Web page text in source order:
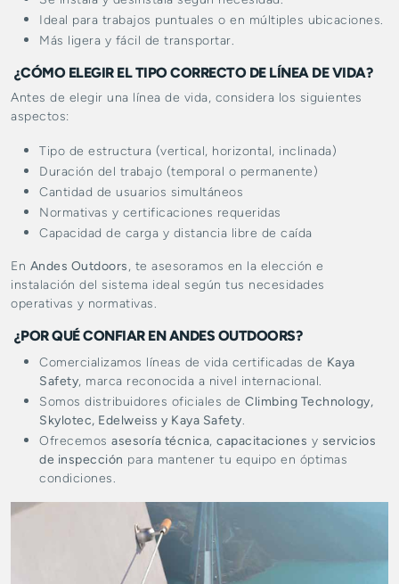
Ideal para trabajos puntuales o en múltiples ubicaciones.
Más ligera y fácil de transportar.
¿CÓMO ELEGIR EL TIPO CORRECTO DE LÍNEA DE VIDA?
Antes de elegir una línea de vida, considera los siguientes
aspectos:
Tipo de estructura (vertical, horizontal, inclinada)
Duración del trabajo (temporal o permanente)
Cantidad de usuarios simultáneos
Normativas y certificaciones requeridas
Capacidad de carga y distancia libre de caída
En Andes Outdoors, te asesoramos en la elección e
instalación del sistema ideal según tus necesidades
operativas y normativas.
¿POR QUÉ CONFIAR EN ANDES OUTDOORS?
Comercializamos líneas de vida certificadas de Kaya
Safety, marca reconocida a nivel internacional.
Somos distribuidores oficiales de Climbing Technology,
Skylotec, Edelweiss y Kaya Safety.
Ofrecemos asesoría técnica, capacitaciones y servicios
de inspección para mantener tu equipo en óptimas
condiciones.